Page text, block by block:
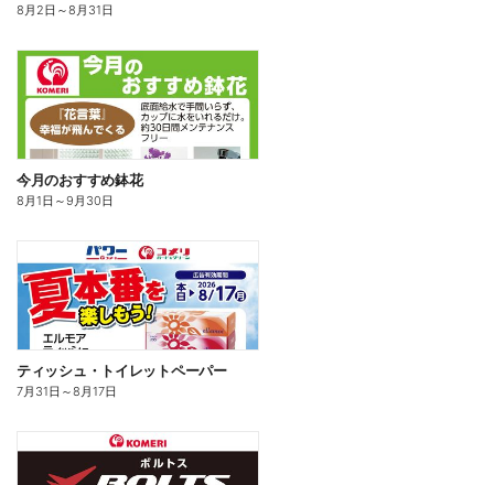
8月2日 ～8月31日
今月のおすすめ鉢花
8月1日 ～9月30日
ティッシュ・トイレットペーパー
7月31日 ～8月17日